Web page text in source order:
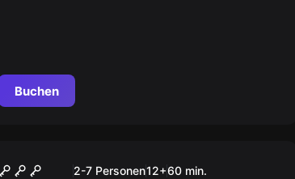
Buchen
Der Schlüsselmacher
2-7 Personen12+60 min.